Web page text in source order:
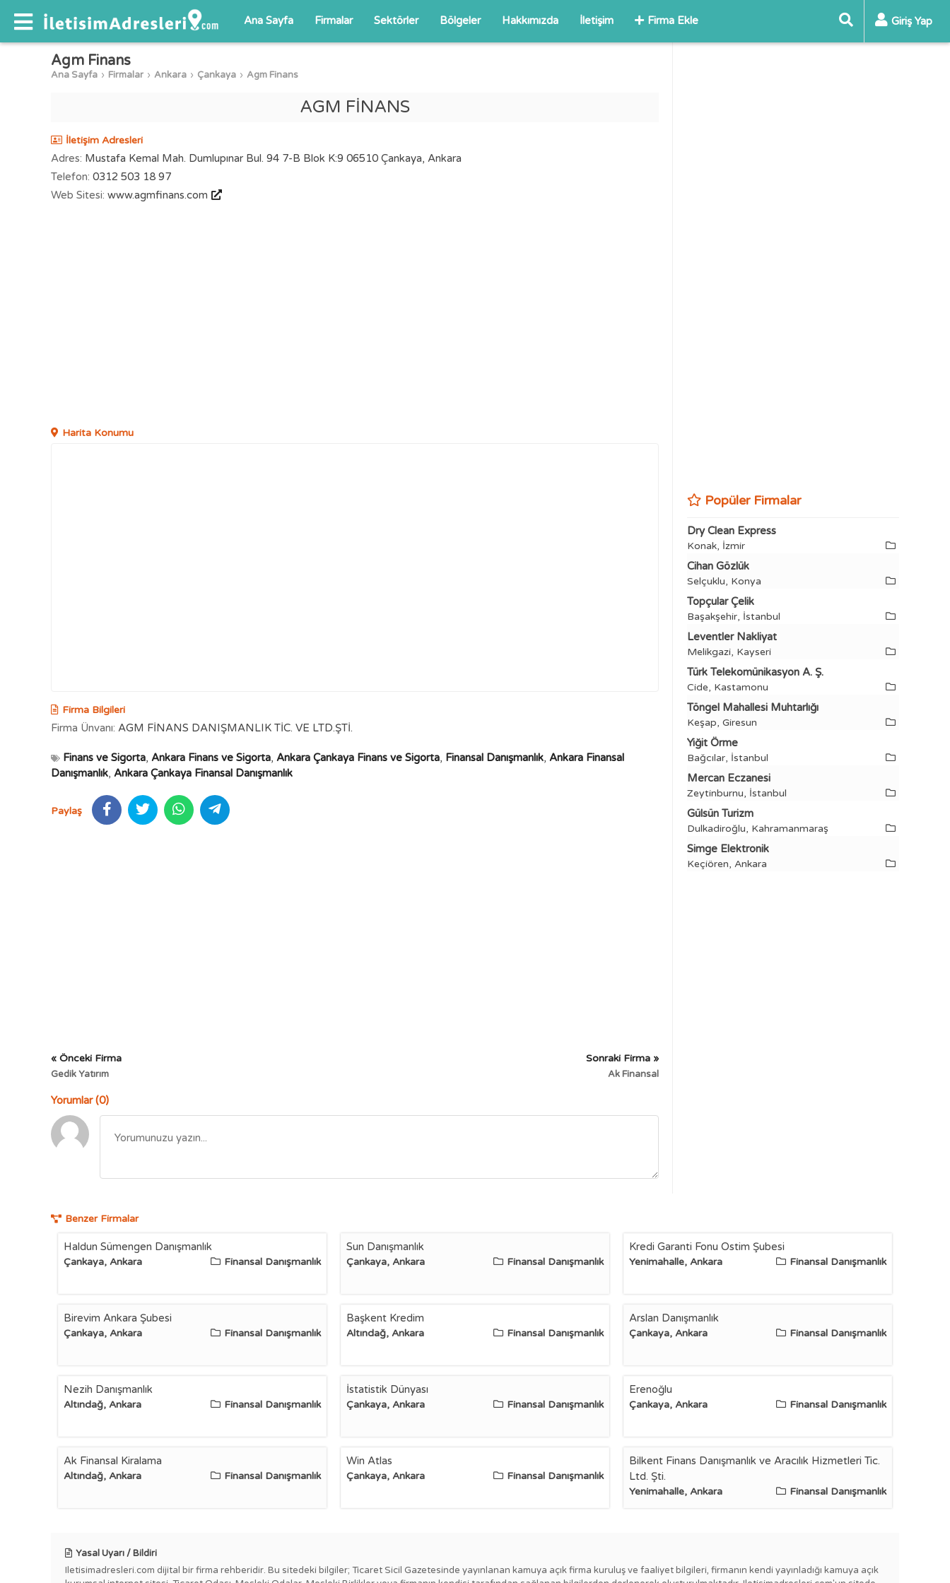
Ana Sayfa Firmalar Sektörler Bölgeler Hakkımızda İletişim Firma Ekle Giriş Yap
Agm Finans
Ana Sayfa Firmalar Ankara Çankaya Agm Finans
AGM FİNANS
İletişim Adresleri
Adres: Mustafa Kemal Mah. Dumlupınar Bul. 94 7-B Blok K:9 06510 Çankaya, Ankara
Telefon: 0312 503 18 97
Web Sitesi: www.agmfinans.com
Harita Konumu
Firma Bilgileri
Firma Ünvanı: AGM FİNANS DANIŞMANLIK TİC. VE LTD.ŞTİ.
Finans ve Sigorta, Ankara Finans ve Sigorta, Ankara Çankaya Finans ve Sigorta, Finansal Danışmanlık, Ankara Finansal
Danışmanlık, Ankara Çankaya Finansal Danışmanlık
Paylaş
« Önceki Firma
Gedik Yatırım
Sonraki Firma »
Ak Finansal
Yorumlar (0)
Popüler Firmalar
Dry Clean Express
Konak, İzmir
Cihan Gözlük
Selçuklu, Konya
Topçular Çelik
Başakşehir, İstanbul
Leventler Nakliyat
Melikgazi, Kayseri
Türk Telekomünikasyon A. Ş.
Cide, Kastamonu
Töngel Mahallesi Muhtarlığı
Keşap, Giresun
Yiğit Örme
Bağcılar, İstanbul
Mercan Eczanesi
Zeytinburnu, İstanbul
Gülsün Turizm
Dulkadiroğlu, Kahramanmaraş
Simge Elektronik
Keçiören, Ankara
Benzer Firmalar
Haldun Sümengen Danışmanlık
Çankaya, Ankara Finansal Danışmanlık
Sun Danışmanlık
Çankaya, Ankara Finansal Danışmanlık
Kredi Garanti Fonu Ostim Şubesi
Yenimahalle, Ankara Finansal Danışmanlık
Birevim Ankara Şubesi
Çankaya, Ankara Finansal Danışmanlık
Başkent Kredim
Altındağ, Ankara Finansal Danışmanlık
Arslan Danışmanlık
Çankaya, Ankara Finansal Danışmanlık
Nezih Danışmanlık
Altındağ, Ankara Finansal Danışmanlık
İstatistik Dünyası
Çankaya, Ankara Finansal Danışmanlık
Erenoğlu
Çankaya, Ankara Finansal Danışmanlık
Ak Finansal Kiralama
Altındağ, Ankara Finansal Danışmanlık
Win Atlas
Çankaya, Ankara Finansal Danışmanlık
Bilkent Finans Danışmanlık ve Aracılık Hizmetleri Tic.
Ltd. Şti.
Yenimahalle, Ankara Finansal Danışmanlık
Yasal Uyarı / Bildiri
Iletisimadresleri.com dijital bir firma rehberidir. Bu sitedeki bilgiler; Ticaret Sicil Gazetesinde yayınlanan kamuya açık firma kuruluş ve faaliyet bilgileri, firmanın kendi yayınladığı kamuya açık